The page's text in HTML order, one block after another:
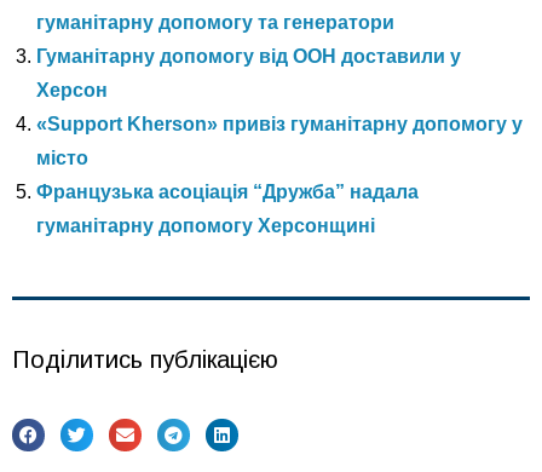
гуманітарну допомогу та генератори
Гуманітарну допомогу від ООН доставили у
Херсон
«Support Kherson» привіз гуманітарну допомогу у
місто
Французька асоціація “Дружба” надала
гуманітарну допомогу Херсонщині
Поділитись публікацією